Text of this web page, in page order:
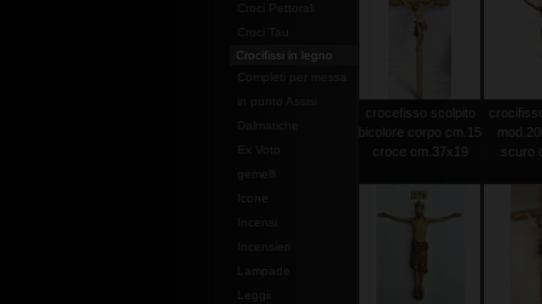
Croci Pettorali
Croci Tau
Crocifissi in legno
Completi per messa
in punto Assisi
Dalmatiche
Ex Voto
gemelli
Leggii
crocefisso scolpito
bicolore corpo cm.15
croce cm.37x19
scuro